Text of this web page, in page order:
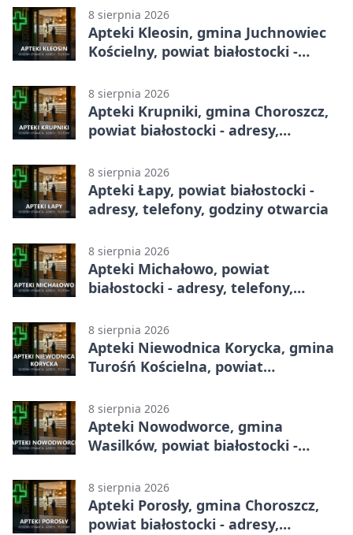
godziny otwarcia
8 sierpnia 2026
Apteki Kleosin, gmina Juchnowiec
Kościelny, powiat białostocki -
8 sierpnia 2026
Apteki Krupniki, gmina Choroszcz,
powiat białostocki - adresy,
8 sierpnia 2026
Apteki Łapy, powiat białostocki -
adresy, telefony, godziny otwarcia
8 sierpnia 2026
Apteki Michałowo, powiat
białostocki - adresy, telefony,
8 sierpnia 2026
Apteki Niewodnica Korycka, gmina
Turośń Kościelna, powiat
godziny otwarcia
8 sierpnia 2026
Apteki Nowodworce, gmina
Wasilków, powiat białostocki -
8 sierpnia 2026
Apteki Porosły, gmina Choroszcz,
powiat białostocki - adresy,